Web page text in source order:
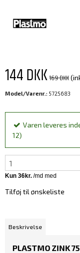
144 DKK169 DKK
Model/Varenr.: 5725683
Varen leveres
12)
Tilføj til ønskeliste
Beskrivelse
PLASTMO ZINK